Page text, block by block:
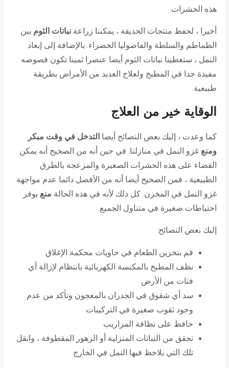
هذه الحشرات.
أخيرا ، لحفظ منتجات الحديقة ، يمكننا زراعة نباتات الثوم بين
الطماطم والسلطة والفاصوليا الخضراء. بالإضافة إلى إبعاد
النمل ، ستعطينا نباتات الثوم أيضا عنصرا ثمينا تكون فصوصه
مفيدة جدا في المطبخ ولعلاج العديد من الأمراض بطريقة
طبيعية.
الوقاية خير من العلاج
كما وعدت ، إليك بعض النصائح أيضا التدخل في وقت مبكر
ومنع غزو النمل في منازلنا. في حين أنه من الصحيح أنه يمكن
القضاء على هذه الحشرات الصغيرة والمزعجة بالطرق
الطبيعية ، فمن الصحيح أيضا أنه من الأفضل دائما عدم مواجهة
غزو النمل في المخزن. كل ذلك لأنه في هذه الحالة منع يوفر
احتياطات صغيرة في متناول الجميع.
إليك بعض النصائح:
قم بتخزين الطعام في حاويات محكمة الإغلاق
نظف المطبخ بالمكنسة الكهربائية بانتظام لإزالة أي
فتات من الأرض
سد أي شقوق في الجدران بالمعجون وتأكد من عدم
وجود ثقوب صغيرة في التركيبات
حافظ على نظافة المزاريب
تحقق من النباتات المنزلية أو الزهور المقطوفة ، وانقل
تلك التي يلاحظ فيها النمل في الخارج.